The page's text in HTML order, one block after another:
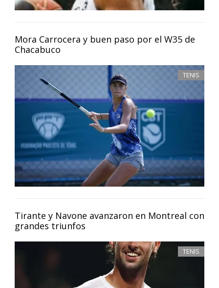
Mora Carrocera y buen paso por el W35 de
Chacabuco
TENIS
Tirante y Navone avanzaron en Montreal con
grandes triunfos
TENIS